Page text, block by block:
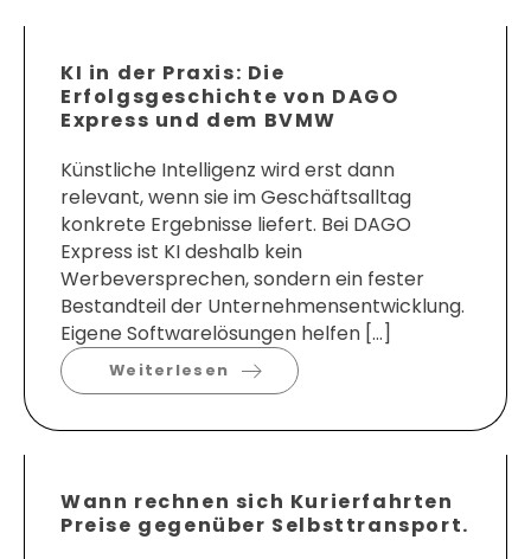
KI in der Praxis: Die
Erfolgsgeschichte von DAGO
Express und dem BVMW
Künstliche Intelligenz wird erst dann
relevant, wenn sie im Geschäftsalltag
konkrete Ergebnisse liefert. Bei DAGO
Express ist KI deshalb kein
Werbeversprechen, sondern ein fester
Bestandteil der Unternehmensentwicklung.
Eigene Softwarelösungen helfen […]
Weiterlesen
Wann rechnen sich Kurierfahrten
Preise gegenüber Selbsttransport.